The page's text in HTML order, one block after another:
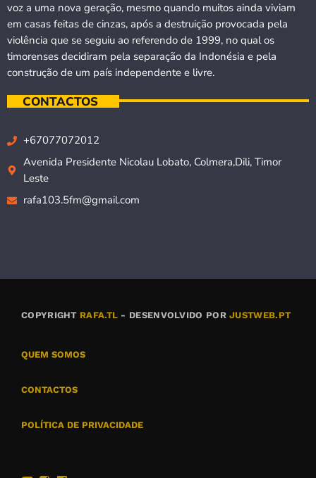
voz a uma nova geração, mesmo quando muitos ainda viviam
em casas feitas de cinzas, após a destruição provocada pela
violência que se seguiu ao referendo de 1999, no qual os
timorenses decidiram pela separação da Indonésia e pela
construção de um país independente e livre.
CONTACTOS
+67077072012
Avenida Presidente Nicolau Lobato, Colmera,Dili, Timor
Leste
rafa103.5fm@gmail.com
COPYRIGHT RAFA.TL - DESENVOLVIDO PORJUSTWEB.PT
QUEM SOMOS
CONTACTOS
POLÍTICA DE PRIVACIDADE